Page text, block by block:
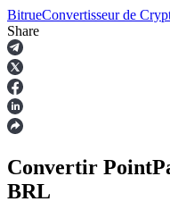
Contrats à terme
BitrueConvertisseur de
Share
Convertir
BRL